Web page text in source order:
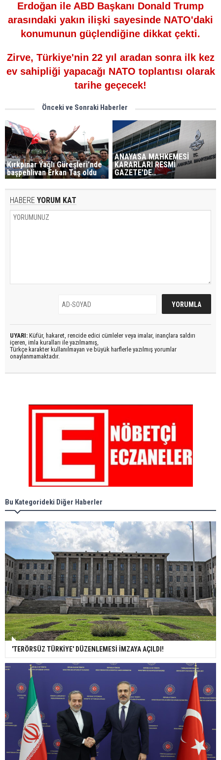
Erdoğan ile ABD Başkanı Donald Trump
arasındaki yakın ilişki sayesinde NATO'daki
konumunun güçlendiğine dikkat çekti.
Zirve, Türkiye'nin 22 yıl aradan sonra ilk kez
ev sahipliği yapacağı NATO toplantısı olarak
tarihe geçecek!
Önceki ve Sonraki Haberler
Kırkpınar Yağlı Güreşleri'nde
başpehlivan Erkan Taş oldu
ANAYASA MAHKEMESİ
KARARLARI RESMİ
GAZETE'DE..
HABERE YORUM KAT
UYARI: Küfür, hakaret, rencide edici cümleler veya imalar, inançlara saldırı
içeren, imla kuralları ile yazılmamış,
Türkçe karakter kullanılmayan ve büyük harflerle yazılmış yorumlar
onaylanmamaktadır.
Bu Kategorideki Diğer Haberler
'TERÖRSÜZ TÜRKİYE' DÜZENLEMESİ İMZAYA AÇILDI!